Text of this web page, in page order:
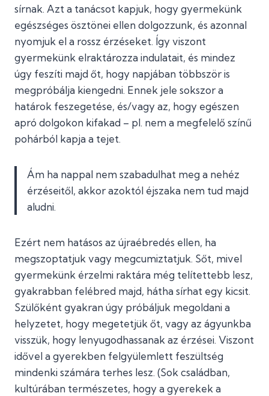
sírnak. Azt a tanácsot kapjuk, hogy gyermekünk
egészséges ösztönei ellen dolgozzunk, és azonnal
nyomjuk el a rossz érzéseket. Így viszont
gyermekünk elraktározza indulatait, és mindez
úgy feszíti majd őt, hogy napjában többször is
megpróbálja kiengedni. Ennek jele sokszor a
határok feszegetése, és/vagy az, hogy egészen
apró dolgokon kifakad – pl. nem a megfelelő színű
pohárból kapja a tejet.
Ám ha nappal nem szabadulhat meg a nehéz
érzéseitől, akkor azoktól éjszaka nem tud majd
aludni.
Ezért nem hatásos az újraébredés ellen, ha
megszoptatjuk vagy megcumiztatjuk. Sőt, mivel
gyermekünk érzelmi raktára még telítettebb lesz,
gyakrabban felébred majd, hátha sírhat egy kicsit.
Szülőként gyakran úgy próbáljuk megoldani a
helyzetet, hogy megetetjük őt, vagy az ágyunkba
visszük, hogy lenyugodhassanak az érzései. Viszont
idővel a gyerekben felgyülemlett feszültség
mindenki számára terhes lesz. (Sok családban,
kultúrában természetes, hogy a gyerekek a